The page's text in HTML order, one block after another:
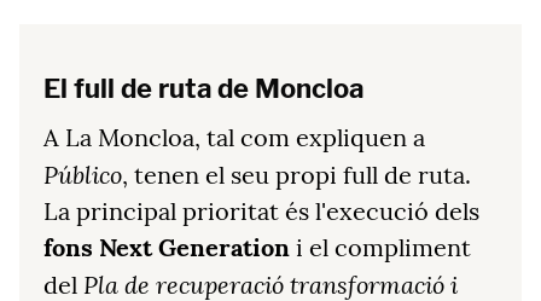
El full de ruta de Moncloa
A La Moncloa, tal com expliquen a
Público, tenen el seu propi full de ruta.
La principal prioritat és l'execució dels
fons Next Generation i el compliment
del Pla de recuperació transformació i